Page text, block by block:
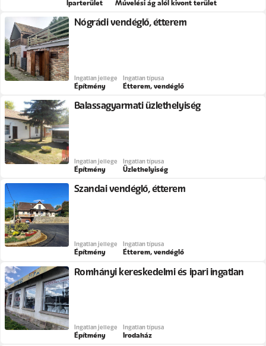
Iparterület Művelési ág alól kivont terület
Nógrádi vendéglő, étterem
Ingatlan jellege
Építmény
Ingatlan típusa
Étterem, vendéglő
Balassagyarmati üzlethelyiség
Ingatlan jellege
Építmény
Ingatlan típusa
Üzlethelyiség
Szandai vendéglő, étterem
Ingatlan jellege
Építmény
Ingatlan típusa
Étterem, vendéglő
Romhányi kereskedelmi és ipari ingatlan
Ingatlan jellege
Építmény
Ingatlan típusa
Irodaház